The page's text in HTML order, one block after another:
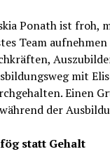
Ponath ist froh,
Team
mit
Einen
der
statt Gehalt